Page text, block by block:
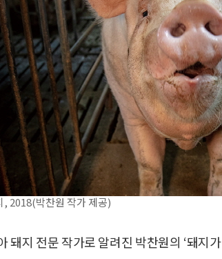
2018(박찬원 작가 제공)
돼지 전문 작가로 알려진 박찬원의 ‘돼지